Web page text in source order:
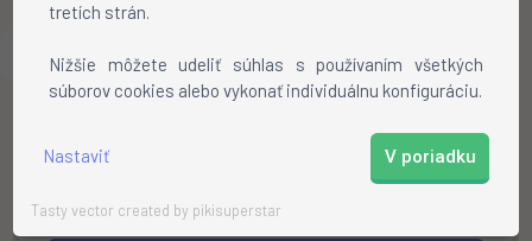
tretích strán.
Nižšie môžete udeliť súhlas s používaním všetkých
súborov cookies alebo vykonať individuálnu konfiguráciu.
Nastaviť V poriadku
Tasty vector created by pikisuperstar
Ako nainštalovať skin?
Stiahnite si skin
Kliknite na
a vyberte stiahnutý skin